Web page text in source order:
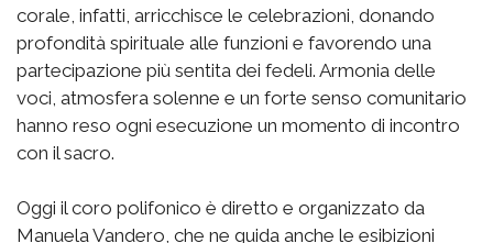
corale, infatti, arricchisce le celebrazioni, donando
profondità spirituale alle funzioni e favorendo una
partecipazione più sentita dei fedeli. Armonia delle
voci, atmosfera solenne e un forte senso comunitario
hanno reso ogni esecuzione un momento di incontro
con il sacro.
Oggi il coro polifonico è diretto e organizzato da
Manuela Vandero, che ne guida anche le esibizioni